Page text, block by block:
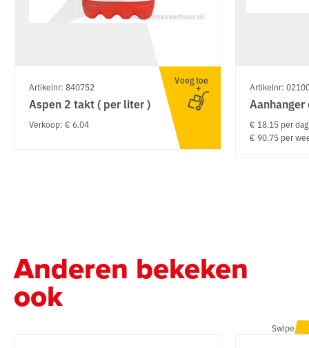
Artikelnr: 840752
Aspen 2 takt ( per liter )
Verkoop: € 6.04
Voeg toe
Artikelnr:
€ 18.15 per dag
€ 90.75 per
Anderen bekeken
ook
Swipe